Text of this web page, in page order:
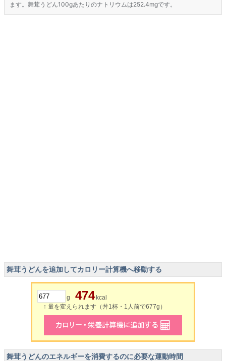
ます。舞茸うどん100gあたりのナトリウムは252.4mgです。
舞茸うどんを追加してカロリー計算機へ移動する
g 474 kcal
↑ 量を変えられます（丼1杯・1人前で677g）
舞茸うどんのエネルギーを消費するのに必要な運動時間